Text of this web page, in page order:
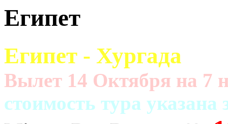
Египет
Египет - Хургада
Вылет 14 Октября на 7
cтоимость тура указана